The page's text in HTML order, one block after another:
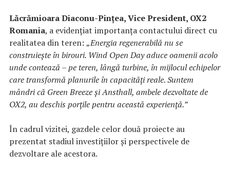
Lăcrămioara Diaconu-Pințea, Vice President, OX2
Romania, a evidențiat importanța contactului direct cu
realitatea din teren: „Energia regenerabilă nu se
construiește în birouri. Wind Open Day aduce oamenii acolo
unde contează – pe teren, lângă turbine, în mijlocul echipelor
care transformă planurile în capacități reale. Suntem
mândri că Green Breeze și Ansthall, ambele dezvoltate de
OX2, au deschis porțile pentru această experiență.”
În cadrul vizitei, gazdele celor două proiecte au
prezentat stadiul investițiilor și perspectivele de
dezvoltare ale acestora.